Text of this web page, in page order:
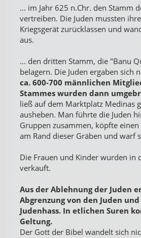
... im Jahr 625 n.Chr. den Stamm
vertreiben. Die Juden mussten
Kriegsgerät zurücklassen und
aus.
... den dritten Stamm, die "Banu
belagern. Die Juden ergaben sich
ca. 600-700 männlichen
Stammes wurden dann
ließ auf dem Marktplatz Medinas
ausheben. Man führte die Juden
Gruppen zusammen, köpfte
am Rand dieser Gräben und warf
Die Frauen und Kinder wurden in
verkauft.
Aus der Ablehnung der Juden
Abgrenzung von den Juden
Judenhass. In etlichen Suren
Geltung.
Der Gott der Bibel wandelt sich